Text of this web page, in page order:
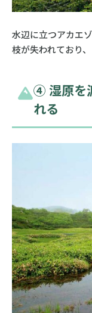
水辺に立つアカエ
枝が失われており
➃ 湿原を
れる